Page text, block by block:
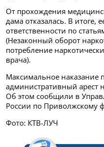
От прохождения
дама отказалась. В итоге,
ответственности по
(Незаконный оборот
потребление
врача).
Максимальное наказание
административный арест
Об этом сообщили в
России по Приволжскому
Фото: КТВ-ЛУЧ